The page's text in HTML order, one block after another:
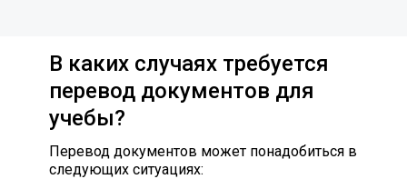
В каких случаях требуется
перевод документов для
учебы?
Перевод документов может понадобиться в
следующих ситуациях: